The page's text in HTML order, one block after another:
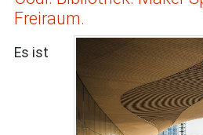
Freiraum.
Es ist